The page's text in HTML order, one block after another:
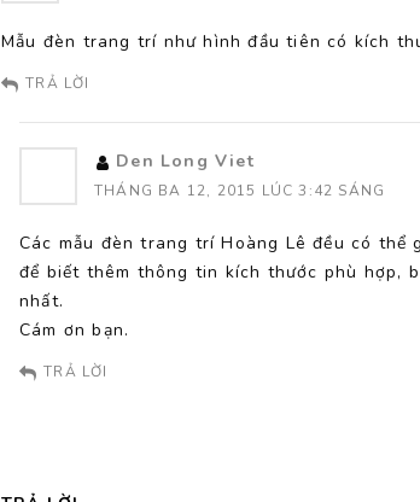
Mẫu đèn trang trí như hình đầu tiên có kích
TRẢ LỜI
Den Long Viet
THÁNG BA 12, 2015 LÚC 3:42 SÁNG
Các mẫu đèn trang trí Hoàng Lê đều có
để biết thêm thông tin kích thước phù hợp,
nhất.
Cám ơn bạn.
TRẢ LỜI